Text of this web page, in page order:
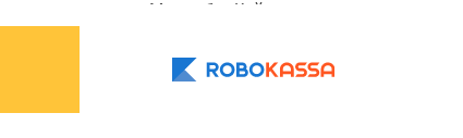
Махамбет Кайролда